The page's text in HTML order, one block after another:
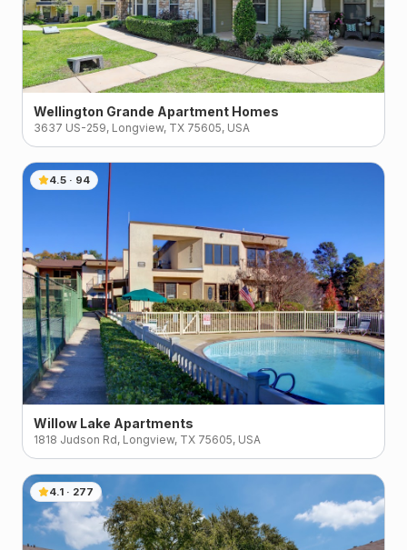
Wellington Grande Apartment Homes
3637 US-259, Longview, TX 75605, USA
4.5 · 94
Willow Lake Apartments
1818 Judson Rd, Longview, TX 75605, USA
4.1 · 277